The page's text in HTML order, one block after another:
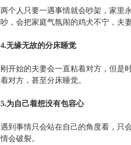
两个人只要一遇事情就会吵架，家里
吵，会把家庭气氛闹的鸡犬不宁，夫
4.无缘无故的分床睡觉
刚开始的夫妻会一直粘着对方，但是
着对方，甚至分床睡觉。
5.为自己着想没有包容心
遇到事情只会站在自己的角度看，只
情会破裂。